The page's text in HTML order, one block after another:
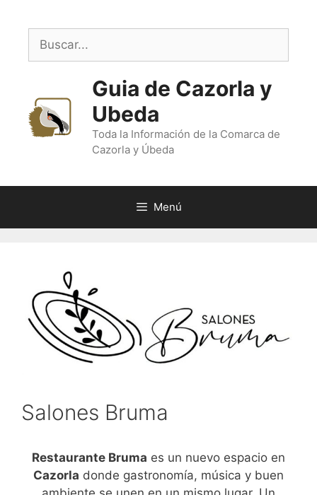
contenido
Buscar:
Guia de Cazorla y
Ubeda
Toda la Información de la Comarca de
Cazorla y Úbeda
Menú
Salones Bruma
Restaurante Bruma es un nuevo espacio en
Cazorla donde gastronomía, música y buen